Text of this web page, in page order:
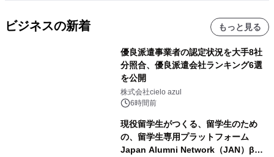
ビジネスの新着 もっと見る
優良派遣事業者の認定状況を大手8社
分照合、優良派遣会社ランキング6選
を公開
株式会社cielo azul
6時間前
現役留学生がつくる、留学生のため
の、留学生専用プラットフォーム
Japan Alumni Network（JAN）β版